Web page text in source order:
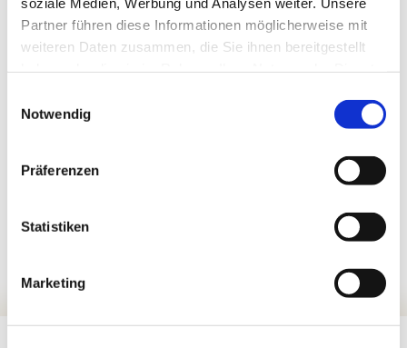
Partner führen diese Informationen möglicherweise mit
weiteren Daten zusammen, die Sie ihnen bereitgestellt
Notwendig
Präferenzen
Statistiken
Marketing